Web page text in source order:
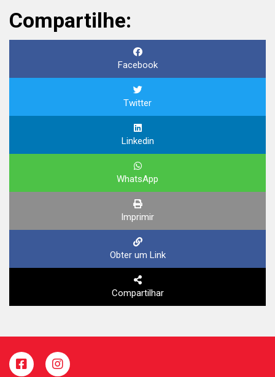
Compartilhe:
Facebook
Twitter
Linkedin
WhatsApp
Imprimir
Obter um Link
Compartilhar